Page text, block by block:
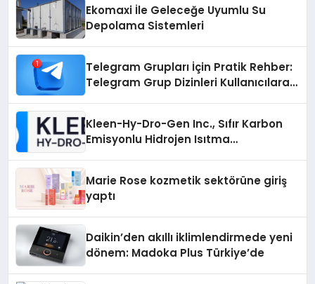
Ekomaxi İle Geleceğe Uyumlu Su
Depolama Sistemleri
Telegram Grupları İçin Pratik Rehber:
Telegram Grup Dizinleri Kullanıcılara
Kleen-Hy-Dro-Gen Inc., Sıfır Karbon
Emisyonlu Hidrojen Isıtma
Marie Rose kozmetik sektörüne giriş
yaptı
Daikin’den akıllı iklimlendirmede yeni
dönem: Madoka Plus Türkiye’de